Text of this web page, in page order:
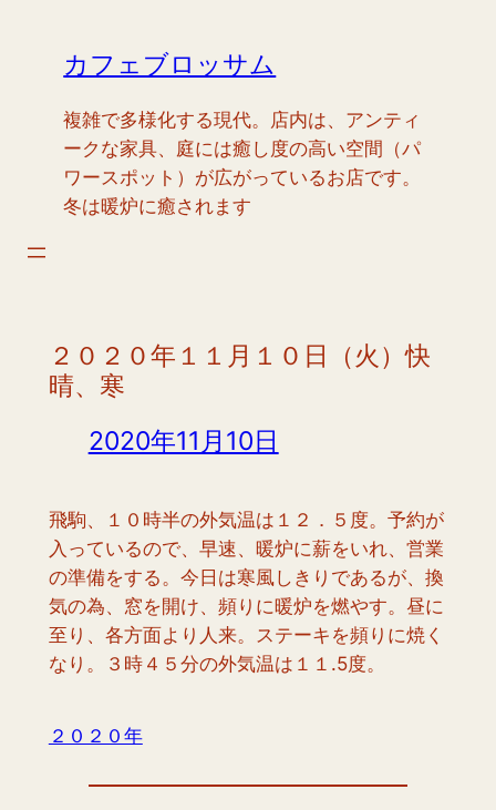
カフェブロッサム
複雑で多様化する現代。店内は、アンティ
ークな家具、庭には癒し度の高い空間（パ
ワースポット）が広がっているお店です。
冬は暖炉に癒されます
２０２０年１１月１０日（火）快
晴、寒
2020年11月10日
飛駒、１０時半の外気温は１２．５度。予約が
入っているので、早速、暖炉に薪をいれ、営業
の準備をする。今日は寒風しきりであるが、換
気の為、窓を開け、頻りに暖炉を燃やす。昼に
至り、各方面より人来。ステーキを頻りに焼く
なり。３時４５分の外気温は１１.5度。
２０２０年